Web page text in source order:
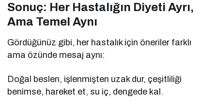
Sonuç: Her Hastalığın Diyeti Ayrı,
Ama Temel Aynı
Gördüğünüz gibi, her hastalık için öneriler farklı
ama özünde mesaj aynı:
Doğal beslen, işlenmişten uzak dur, çeşitliliği
benimse, hareket et, su iç, dengede kal.